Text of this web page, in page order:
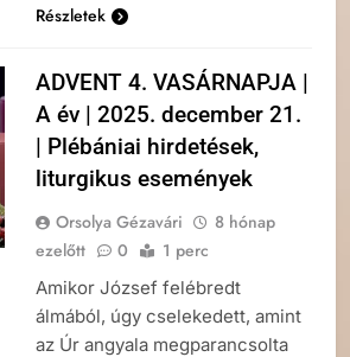
Részletek
ADVENT 4. VASÁRNAPJA |
A év | 2025. december 21.
| Plébániai hirdetések,
liturgikus események
Orsolya Gézavári
8 hónap
ezelőtt
0 1 perc
Amikor József felébredt
álmából, úgy cselekedett, amint
az Úr angyala megparancsolta